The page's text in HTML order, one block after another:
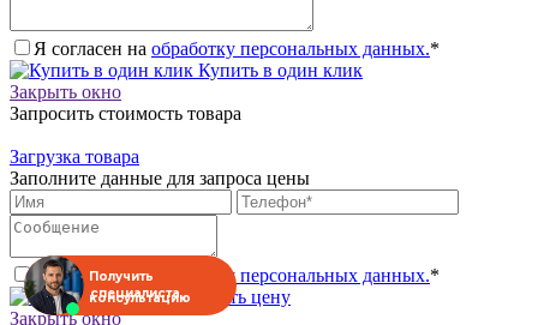
Я согласен на обработку персональных данных.*
Купить в один клик
Закрыть окно
Запросить стоимость товара
Загрузка товара
Заполните данные для запроса цены
Я согласен наобработку персональных данных.*
Запросить цену
Закрыть окно
Получить
консультацию
специалиста